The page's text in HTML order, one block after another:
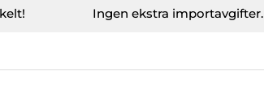
Ingen ekstra importavgifter.